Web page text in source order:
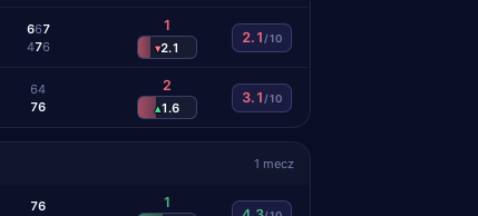
6
4
6
7
7
6
1
▾2.1
2.1 /10
6
7
4
6
2
▴1.6
3.1 /10
1 mecz
76
1